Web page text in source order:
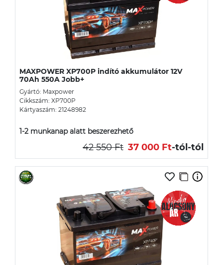
MAXPOWER XP700P indító akkumulátor 12V
70Ah 550A Jobb+
Gyártó: Maxpower
Cikkszám: XP700P
Kártyaszám: 21248982
1-2 munkanap alatt beszerezhető
42 550 Ft 37 000 Ft-tól-tól